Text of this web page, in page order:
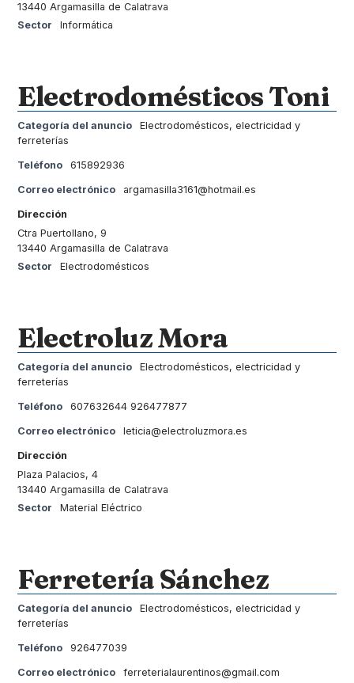
13440 Argamasilla de Calatrava
Sector
Informática
Electrodomésticos Toni
Categoría del anuncio
Electrodomésticos, electricidad y
ferreterías
Teléfono 615892936
Correo electrónico argamasilla3161@hotmail.es
Dirección
Ctra Puertollano, 9
13440 Argamasilla de Calatrava
Sector
Electrodomésticos
Electroluz Mora
Categoría del anuncio
Electrodomésticos, electricidad y
ferreterías
Teléfono 607632644 926477877
Correo electrónico leticia@electroluzmora.es
Dirección
Plaza Palacios, 4
13440 Argamasilla de Calatrava
Sector
Material Eléctrico
Ferretería Sánchez
Categoría del anuncio
Electrodomésticos, electricidad y
ferreterías
Teléfono 926477039
Correo electrónico ferreterialaurentinos@gmail.com